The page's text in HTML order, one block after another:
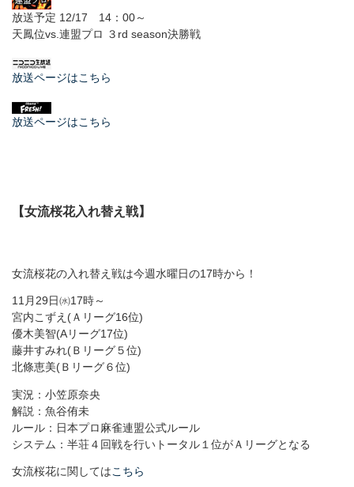
放送予定 12/17 14：00～
天鳳位vs.連盟プロ ３rd season決勝戦
放送ページはこちら
放送ページはこちら
【女流桜花入れ替え戦】
女流桜花の入れ替え戦は今週水曜日の17時から！
11月29日㈬17時～
宮内こずえ(Ａリーグ16位)
優木美智(Aリーグ17位)
藤井すみれ(Ｂリーグ５位)
北條恵美(Ｂリーグ６位)
実況：小笠原奈央
解説：魚谷侑未
ルール：日本プロ麻雀連盟公式ルール
システム：半荘４回戦を行いトータル１位がＡリーグとなる
女流桜花に関してはこちら